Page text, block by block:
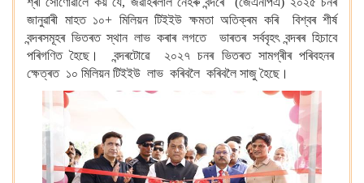
জানুৱাৰী মাহত ১০+ মিলিয়ন টিইইউ ক্ষমতা অতিক্ৰম কৰি বিশ্বৰ শীৰ্ষ
বন্দৰসমূহৰ ভিতৰত স্থান লাভ কৰাৰ লগতে ভাৰতৰ সৰ্ববৃহৎ বন্দৰৰ হিচাবে
পৰিগণিত হৈছে। বন্দৰটোৱে ২০২৭ চনৰ ভিতৰত সামগ্ৰীৰ পৰিবহনৰ
ক্ষেত্ৰত ১০ মিলিয়ন টিইইউ লাভ কৰিবলৈ কৰিবলৈ সাজু হৈছে।